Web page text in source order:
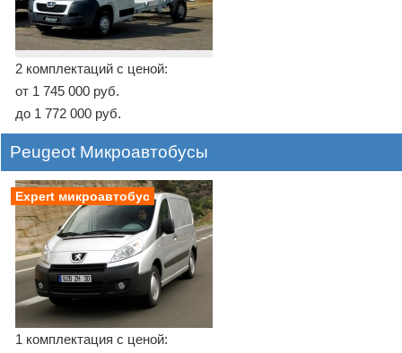
2 комплектаций с ценой:
от 1 745 000 руб.
до 1 772 000 руб.
Peugeot Микроавтобусы
Expert микроавтобус
1 комплектация с ценой: